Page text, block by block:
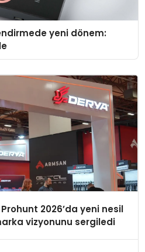
yeni dönem:
2026’da yeni nesil
vizyonunu sergiledi